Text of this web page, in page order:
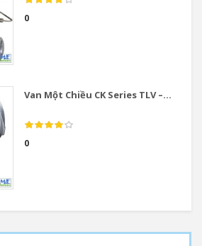
0
Van Một Chiều CK Series TLV –...
0